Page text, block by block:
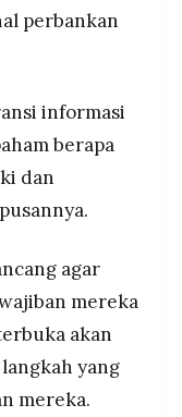
perbankan
informasi
berapa
dan
agar
mereka
akan
yang
mereka.